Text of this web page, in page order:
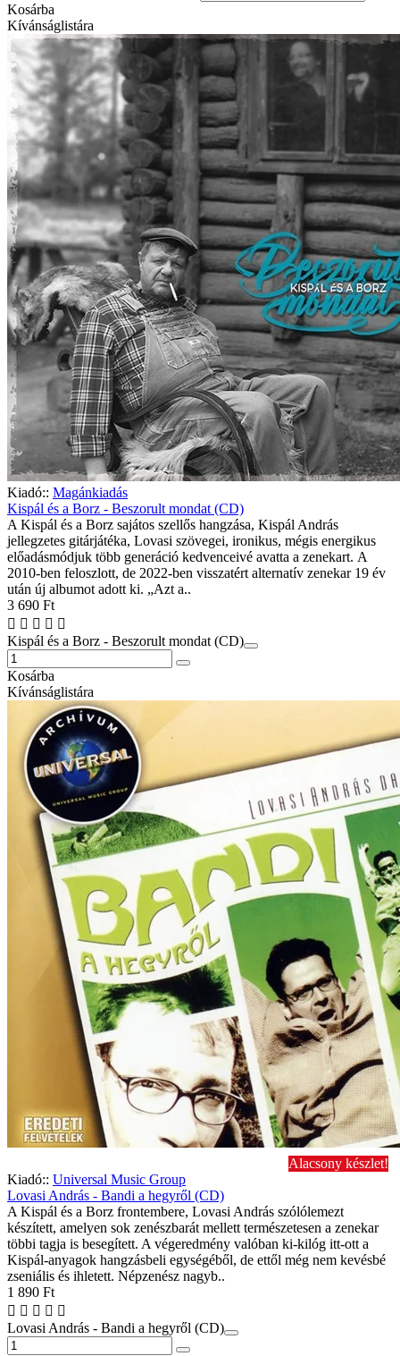
Kosárba
Kívánságlistára
Kiadó:: Magánkiadás
Kispál és a Borz - Beszorult mondat (CD)
A Kispál és a Borz sajátos szellős hangzása, Kispál András
jellegzetes gitárjátéka, Lovasi szövegei, ironikus, mégis energikus
előadásmódjuk több generáció kedvenceivé avatta a zenekart. A
2010-ben feloszlott, de 2022-ben visszatért alternatív zenekar 19 év
után új albumot adott ki. „Azt a..
3 690 Ft
Kispál és a Borz - Beszorult mondat (CD)
Kosárba
Kívánságlistára
Alacsony készlet!
Kiadó:: Universal Music Group
Lovasi András - Bandi a hegyről (CD)
A Kispál és a Borz frontembere, Lovasi András szólólemezt
készített, amelyen sok zenészbarát mellett természetesen a zenekar
többi tagja is besegített. A végeredmény valóban ki-kilóg itt-ott a
Kispál-anyagok hangzásbeli egységéből, de ettől még nem kevésbé
zseniális és ihletett. Népzenész nagyb..
1 890 Ft
Lovasi András - Bandi a hegyről (CD)